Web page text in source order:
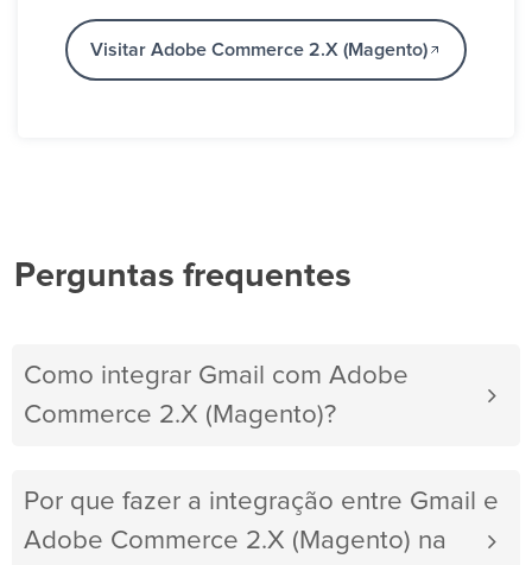
Visitar Adobe Commerce 2.X (Magento)
Perguntas frequentes
Como integrar Gmail com Adobe
Commerce 2.X (Magento)?
Por que fazer a integração entre Gmail e
Adobe Commerce 2.X (Magento) na